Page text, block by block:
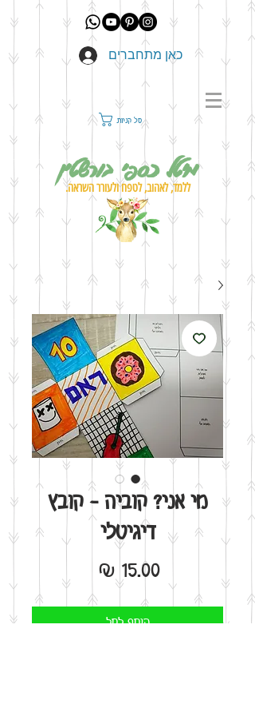
כאן מתחברים
סל קניות
מיטל כספי בורשטין
ללמד, לאהוב, לטפח ולעורר השראה.
מי אני? קוביה - קובץ
דיגיטלי
מחיר
הוסף לסל